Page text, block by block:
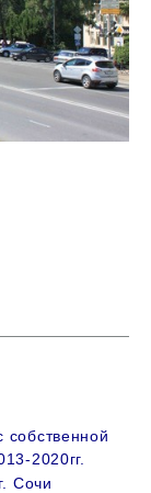
собственной
2020гг.
Сочи